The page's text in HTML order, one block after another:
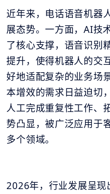
近年来，电话语音机器
展态势。一方面，AI技
了核心支撑，语音识别
提升，使得机器人的交
好地适配复杂的业务场
本增效的需求日益迫切
人工完成重复性工作、
势凸显，被广泛应用于
多个领域。
2026年，行业发展呈现